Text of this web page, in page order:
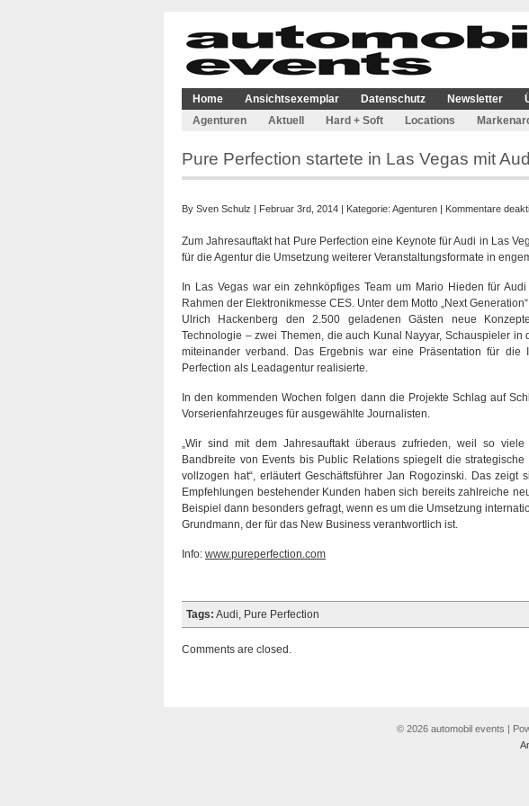
Home Ansichtsexemplar Datenschutz Newsletter
Agenturen
Aktuell Hard + Soft Locations
Pure Perfection startete in Las Vegas mit
By Sven Schulz | Februar 3rd, 2014 | Kategorie: Agenturen | Kommentare
Zum Jahresauftakt hat Pure Perfection eine Keynote für Audi in Las
für die Agentur die Umsetzung weiterer Veranstaltungsformate in
In Las Vegas war ein zehnköpfiges Team um Mario Hieden für
Rahmen der Elektronikmesse CES. Unter dem Motto „Next
Ulrich Hackenberg den 2.500 geladenen Gästen neue
Technologie – zwei Themen, die auch Kunal Nayyar, Schauspieler in
miteinander verband. Das Ergebnis war eine Präsentation für
Perfection als Leadagentur realisierte.
In den kommenden Wochen folgen dann die Projekte Schlag auf
Vorserienfahrzeuges für ausgewählte Journalisten.
„Wir sind mit dem Jahresauftakt überaus zufrieden, weil so viele
Bandbreite von Events bis Public Relations spiegelt die
vollzogen hat“, erläutert Geschäftsführer Jan Rogozinski. Das zeigt
Empfehlungen bestehender Kunden haben sich bereits zahlreiche
Beispiel dann besonders gefragt, wenn es um die Umsetzung
Grundmann, der für das New Business verantwortlich ist.
Info: www.pureperfection.com
Tags: Audi, Pure Perfection
Comments are closed.
© 2026 automobil events |